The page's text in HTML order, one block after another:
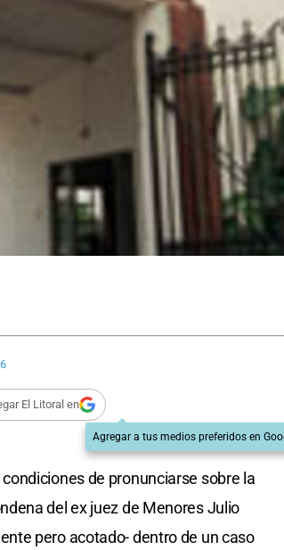
El Litoral en
Agregar a tus medios preferidos en
de pronunciarse sobre la
del ex juez de Menores Julio
pero acotado- dentro de un caso